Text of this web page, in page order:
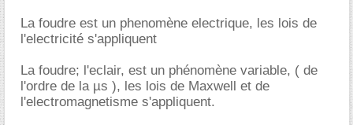
La foudre est un phenomène electrique, les lois de
l'electricité s'appliquent
La foudre; l'eclair, est un phénomène variable, ( de
l'ordre de la µs ), les lois de Maxwell et de
l'electromagnetisme s'appliquent.